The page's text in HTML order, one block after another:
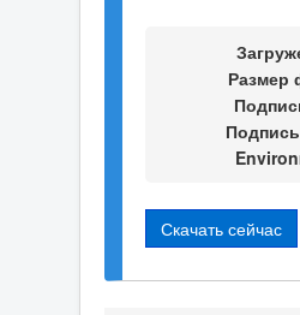
Размер
Скачать сейчас